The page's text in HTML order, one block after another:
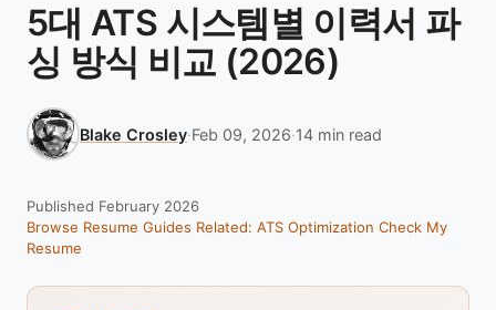
5대 ATS 시스템별 이력서 파
싱 방식 비교 (2026)
Blake Crosley·Feb 09, 2026·14 min read
Published February 2026
Browse Resume Guides Related: ATS Optimization Check My
Resume